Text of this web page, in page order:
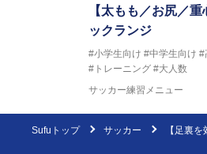
【太もも／お尻／
ックランジ
#小学生向け #中学生向け #
#トレーニング #大人数
サッカー練習メニュー
Sufuトップ サッカー 【足裏